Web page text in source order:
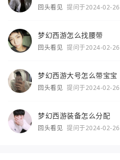
回头看见 提问于2024-02-26
梦幻西游怎么找腰带
回头看见 提问于2024-02-26
梦幻西游大号怎么带宝宝
回头看见 提问于2024-02-26
梦幻西游装备怎么分配
回头看见 提问于2024-02-26